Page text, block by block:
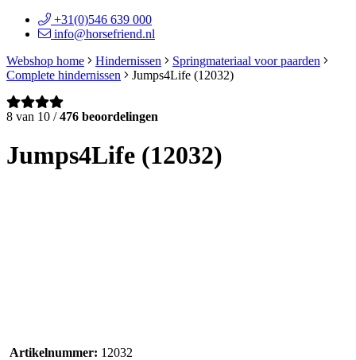
+31(0)546 639 000
info@horsefriend.nl
Webshop home
Hindernissen
Springmateriaal voor paarden
Complete hindernissen
Jumps4Life (12032)
8 van 10 /476 beoordelingen
Jumps4Life (12032)
Artikelnummer: 12032